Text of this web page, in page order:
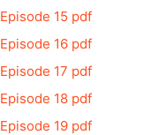
Episode 15 pdf
Episode 16 pdf
Episode 17 pdf
Episode 18 pdf
Episode 19 pdf